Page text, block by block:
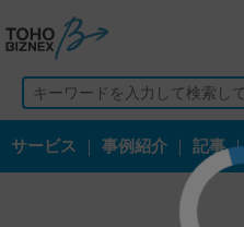
サービス ｜ 事例紹介 ｜ 記事